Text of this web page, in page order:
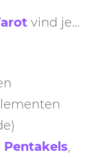
vind je…
Pentakels,